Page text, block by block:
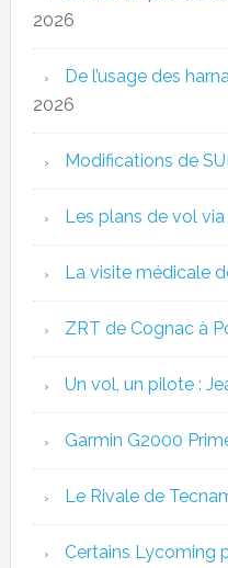
2026
De l’usage des
2026
Modifications de
Les plans de vol
La visite médicale
ZRT de Cognac à
Un vol, un pilote :
Garmin G2000
Le Rivale de
Certains Lycoming